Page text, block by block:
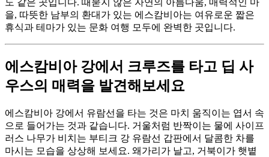
도 같은 곳입니다. 때묻지 않은 자연의 아름다움, 매력적인 마
을, 따뜻한 남부의 환대가 있는 에스캄비아는 여유로운 짧은
휴식과 테마가 있는 문화 여행 모두에 완벽한 곳입니다.
에스캄비아 강에서 크루즈를 타고 딥 사
우스의 매력을 발견해보세요
에스캄비아 강에서 유람선을 타는 것은 마치 움직이는 엽서 속
으로 들어가는 것과 같습니다. 거울처럼 반짝이는 물에 사이프
러스 나무가 비치는 부티크 강 유람선 갑판에서 달콤한 차를
마시는 모습을 상상해 보세요. 왜가리가 날고, 거북이가 햇볕